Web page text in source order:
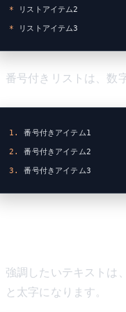
* リストアイテム2
* リストアイテム3
番号付きリストは、数
1.
番号付きアイテム1
2.
番号付きアイテム2
3.
番号付きアイテム3
強調したいテキストは、
と太字になります。